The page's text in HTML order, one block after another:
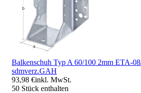
Balkenschuh Typ A 60/100 2mm ETA-
sdmverz.GAH
93,98 €inkl. MwSt.
50 Stück enthalten